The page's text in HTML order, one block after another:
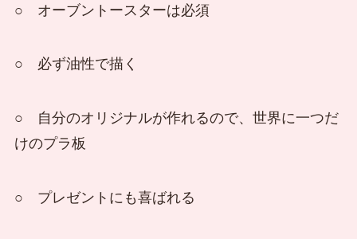
○ オーブントースターは必須
○ 必ず油性で描く
○ 自分のオリジナルが作れるので、世界に一つだ
けのプラ板
○ プレゼントにも喜ばれる